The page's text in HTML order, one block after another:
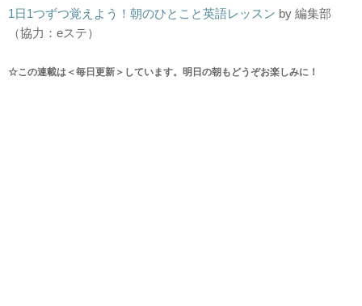
1日1つずつ覚えよう！朝のひとこと英語レッスン by 編集部
（協力：eステ）
☆この連載は＜毎日更新＞しています。明日の朝もどうぞお楽しみに！